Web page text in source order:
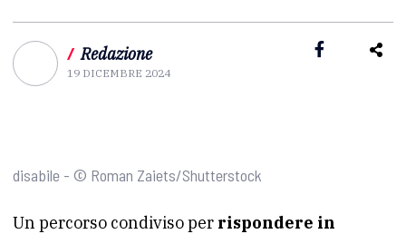
/ Redazione
19 DICEMBRE 2024
disabile - © Roman Zaiets/Shutterstock
Un percorso condiviso per rispondere in